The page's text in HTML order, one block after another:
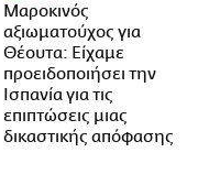
Μαροκινός
αξιωματούχος για
Θέουτα: Είχαμε
προειδοποιήσει την
Ισπανία για τις
επιπτώσεις μιας
δικαστικής απόφασης